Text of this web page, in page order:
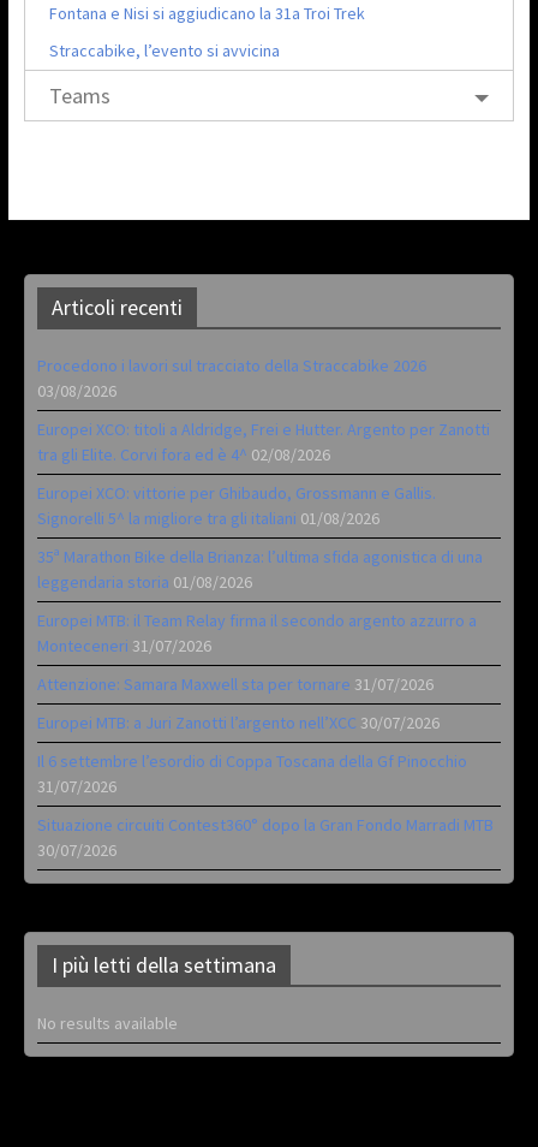
Fontana e Nisi si aggiudicano la 31a Troi Trek
Straccabike, l’evento si avvicina
Teams
Articoli recenti
Procedono i lavori sul tracciato della Straccabike 2026
03/08/2026
Europei XCO: titoli a Aldridge, Frei e Hutter. Argento per Zanotti
tra gli Elite. Corvi fora ed è 4^ 02/08/2026
Europei XCO: vittorie per Ghibaudo, Grossmann e Gallis.
Signorelli 5^ la migliore tra gli italiani 01/08/2026
35ª Marathon Bike della Brianza: l’ultima sfida agonistica di una
leggendaria storia 01/08/2026
Europei MTB: il Team Relay firma il secondo argento azzurro a
Monteceneri 31/07/2026
Attenzione: Samara Maxwell sta per tornare 31/07/2026
Europei MTB: a Juri Zanotti l’argento nell’XCC 30/07/2026
Il 6 settembre l’esordio di Coppa Toscana della Gf Pinocchio
31/07/2026
Situazione circuiti Contest360° dopo la Gran Fondo Marradi MTB
30/07/2026
I più letti della settimana
No results available